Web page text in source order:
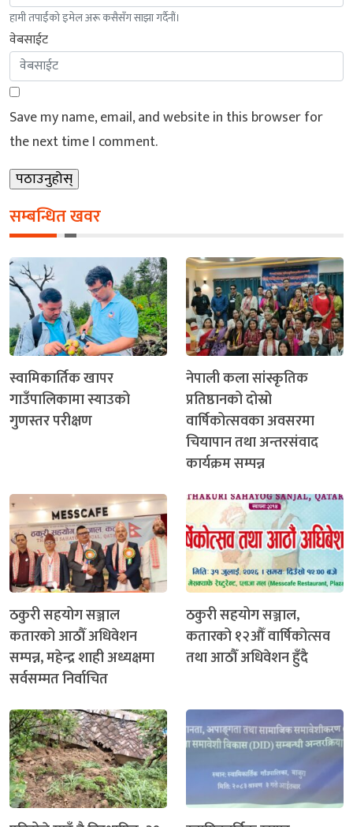
हामी तपाईंको इमेल अरू कसैसँग साझा गर्दैनौं।
वेबसाईट
Save my name, email, and website in this browser for
the next time I comment.
सम्बन्धित खवर
स्वामिकार्तिक खापर
गाउँपालिकामा स्याउको
गुणस्तर परीक्षण
नेपाली कला सांस्कृतिक
प्रतिष्ठानको दोस्रो
वार्षिकोत्सवका अवसरमा
चियापान तथा अन्तरसंवाद
कार्यक्रम सम्पन्न
ठकुरी सहयोग सञ्जाल
कतारको आठौँ अधिवेशन
सम्पन्न, महेन्द्र शाही अध्यक्षमा
सर्वसम्मत निर्वाचित
ठकुरी सहयोग सञ्जाल,
कतारको १२औँ वार्षिकोत्सव
तथा आठौँ अधिवेशन हुँदै